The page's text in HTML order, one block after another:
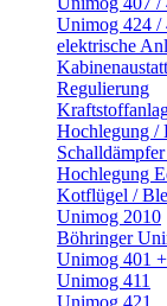
Unimog 424 /
elektrische
Regulierung
Hochlegung /
Hochlegung
Kotflügel /
Unimog 2010
Böhringer
Unimog 401
Unimog 411
Unimog 421